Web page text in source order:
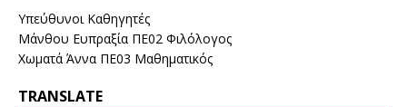
Υπεύθυνοι Καθηγητές
Μάνθου Ευπραξία ΠΕ02 Φιλόλογος
Χωματά Άννα ΠΕ03 Μαθηματικός
TRANSLATE